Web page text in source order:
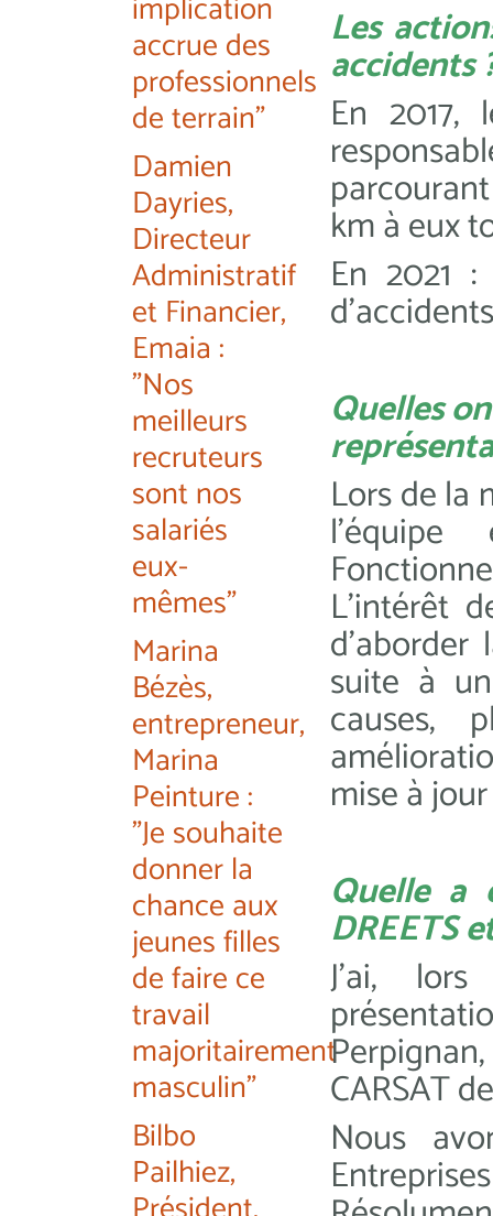
accrue des
professionnels
de terrain"
Damien
Dayries,
Directeur
Administratif
et Financier,
Emaïa :
"Nos
meilleurs
recruteurs
sont nos
salariés
eux-
mêmes"
Marina
Bézès,
entrepreneur,
Marina
Peinture :
"Je souhaite
donner la
chance aux
jeunes filles
de faire ce
travail
majoritairement
masculin"
Bilbo
Pailhiez,
Les
accidents
En
km à eux
En 2021
Quelles
Lors de la
L’intérêt
suite à
causes,
mise à
Quelle a
DREETS
J’ai,
CARSAT
Nous